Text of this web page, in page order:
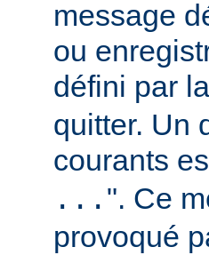
message
ou
défini par
quitter. Un
courants
... ". Ce
provoqué